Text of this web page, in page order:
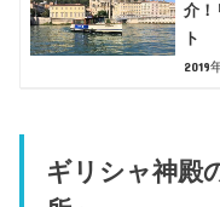
介！
ト
2019
ギリシャ神殿